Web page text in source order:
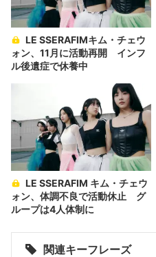
ォン、11月に活動再開 インフ
ル後遺症で休養中
ォン、体調不良で活動休止 グ
ループは4人体制に
関連キーフレーズ